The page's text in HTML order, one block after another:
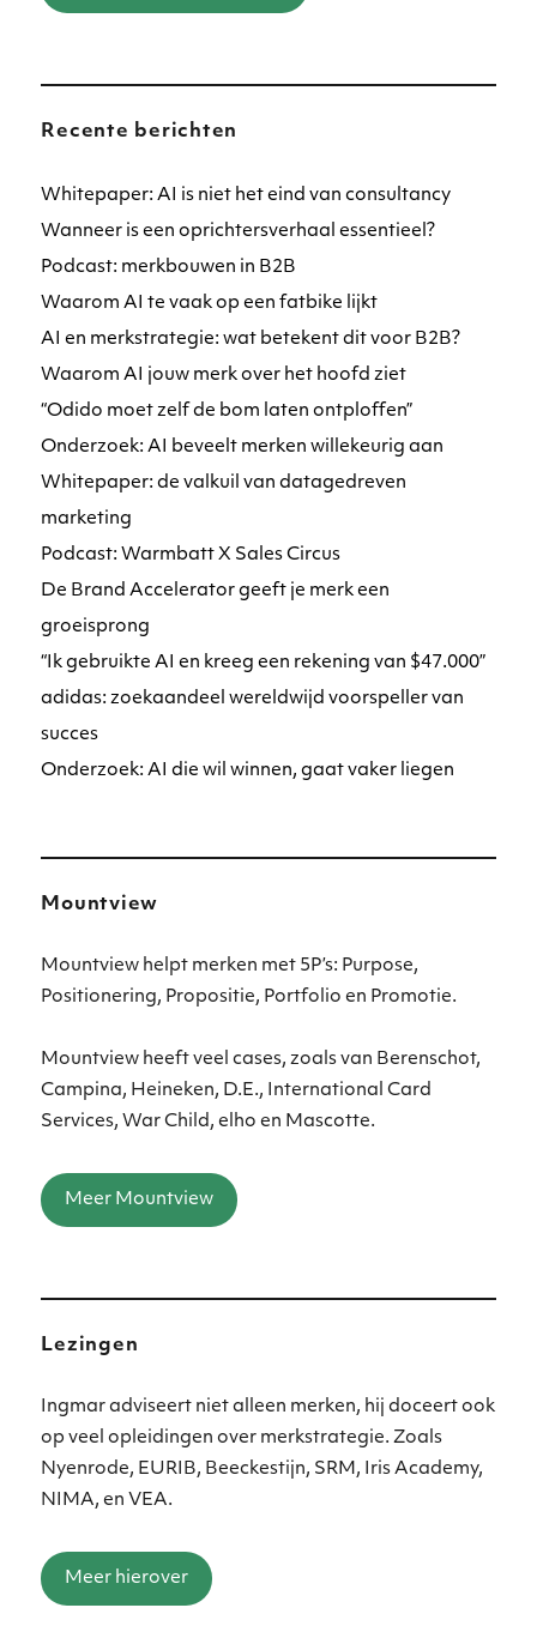
Recente berichten
Whitepaper: AI is niet het eind van consultancy
Wanneer is een oprichtersverhaal essentieel?
Podcast: merkbouwen in B2B
Waarom AI te vaak op een fatbike lijkt
AI en merkstrategie: wat betekent dit voor B2B?
Waarom AI jouw merk over het hoofd ziet
“Odido moet zelf de bom laten ontploffen”
Onderzoek: AI beveelt merken willekeurig aan
Whitepaper: de valkuil van datagedreven
marketing
Podcast: Warmbatt X Sales Circus
De Brand Accelerator geeft je merk een
groeisprong
“Ik gebruikte AI en kreeg een rekening van $47.000”
adidas: zoekaandeel wereldwijd voorspeller van
succes
Onderzoek: AI die wil winnen, gaat vaker liegen
Mountview
Mountview helpt merken met 5P’s: Purpose,
Positionering, Propositie, Portfolio en Promotie.
Mountview heeft veel cases, zoals van Berenschot,
Campina, Heineken, D.E., International Card
Services, War Child, elho en Mascotte.
Meer Mountview
Lezingen
Ingmar adviseert niet alleen merken, hij doceert ook
op veel opleidingen over merkstrategie. Zoals
Nyenrode, EURIB, Beeckestijn, SRM, Iris Academy,
NIMA, en VEA.
Meer hierover